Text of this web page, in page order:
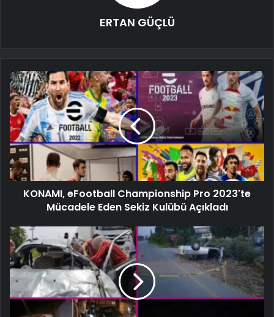
ERTAN GÜÇLÜ
KONAMI, eFootball Championship Pro 2023'te
Mücadele Eden Sekiz Kulübü Açıkladı